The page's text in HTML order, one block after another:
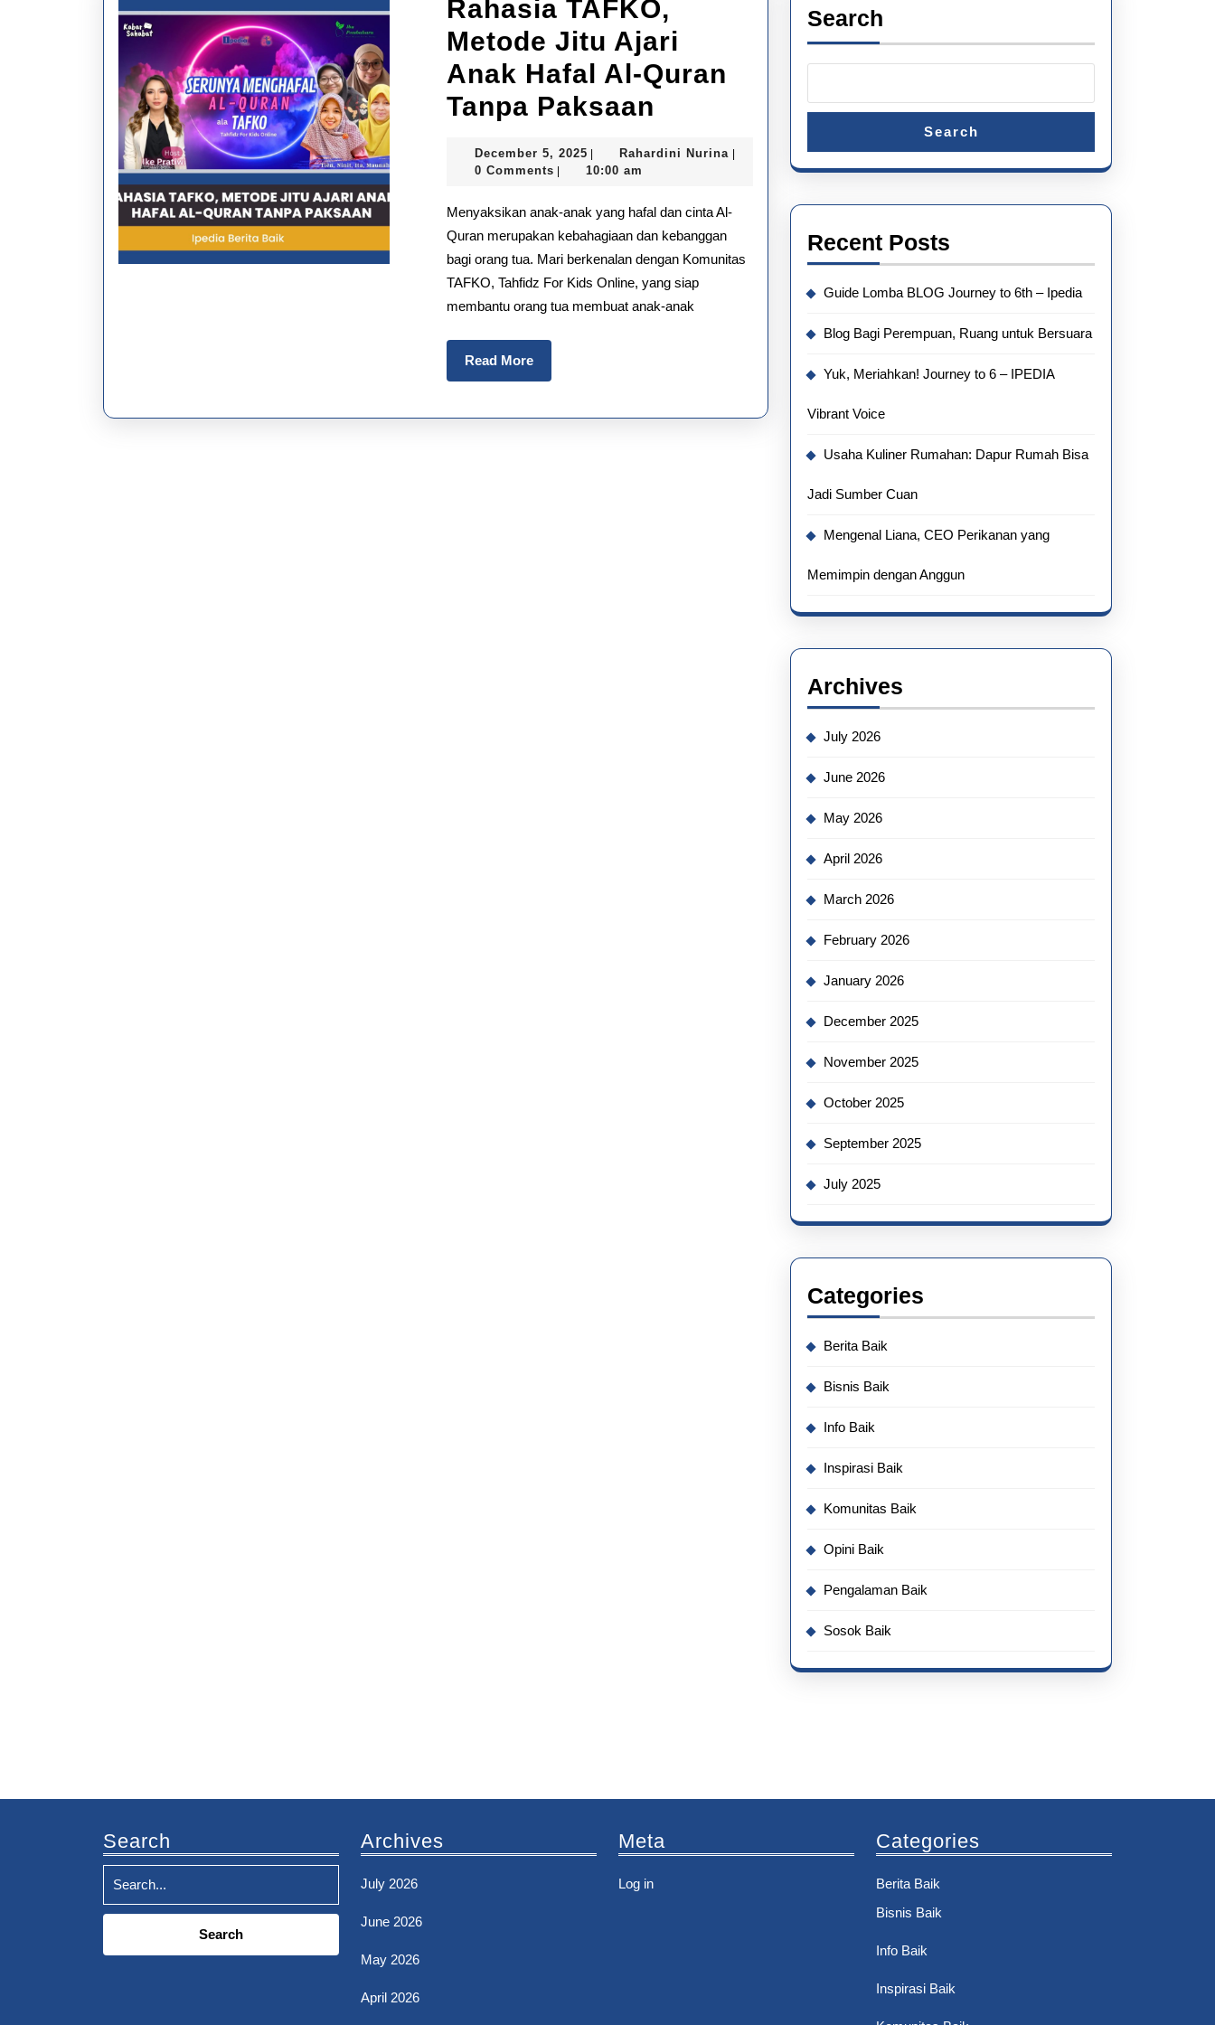
Rahasia TAFKO,
Metode Jitu Ajari
Anak Hafal Al-Quran
Tanpa Paksaan
Metode
Jitu
Ajari
Anak
Hafal
December 5, 2025 December
5,
Rahardini Nurina Rahardini
0 Comments 10:00 am
Menyaksikan anak-anak yang hafal dan cinta Al-
Quran merupakan kebahagiaan dan kebanggan
bagi orang tua. Mari berkenalan dengan Komunitas
TAFKO, Tahfidz For Kids Online, yang siap
membantu orang tua membuat anak-anak
Read MoreRead
More
Search
Search
Recent Posts
Guide Lomba BLOG Journey to 6th – Ipedia
Blog Bagi Perempuan, Ruang untuk Bersuara
Yuk, Meriahkan! Journey to 6 – IPEDIA
Vibrant Voice
Usaha Kuliner Rumahan: Dapur Rumah Bisa
Jadi Sumber Cuan
Mengenal Liana, CEO Perikanan yang
Memimpin dengan Anggun
Archives
July 2026
June 2026
May 2026
April 2026
March 2026
February 2026
January 2026
December 2025
November 2025
October 2025
September 2025
July 2025
Categories
Berita Baik
Bisnis Baik
Info Baik
Inspirasi Baik
Komunitas Baik
Opini Baik
Pengalaman Baik
Sosok Baik
Search
Search
Archives
July 2026
June 2026
May 2026
April 2026
Meta
Log in
Categories
Berita Baik
Bisnis Baik
Info Baik
Inspirasi Baik